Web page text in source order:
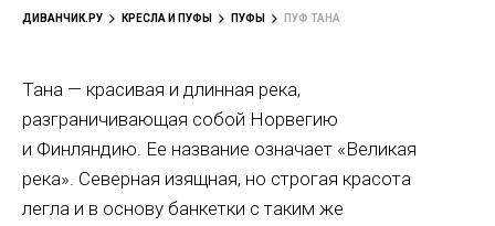
ДИВАНЧИК.РУ КРЕСЛА И ПУФЫ ПУФЫ ПУФ ТАНА
Тана — красивая и длинная река,
разграничивающая собой Норвегию
и Финляндию. Ее название означает «Великая
река». Северная изящная, но строгая красота
легла и в основу банкетки с таким же